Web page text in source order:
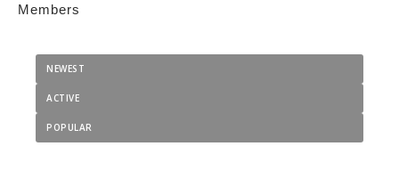
Members
NEWEST
ACTIVE
POPULAR